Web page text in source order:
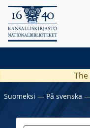
Suomeksi ― På svenska